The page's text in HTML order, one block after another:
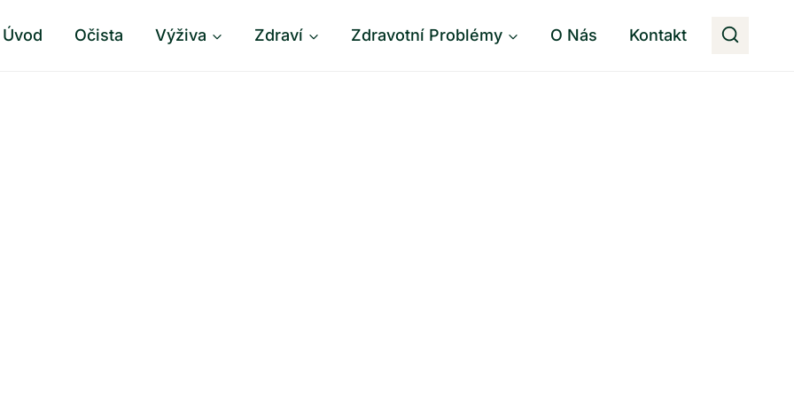
Úvod Očista Výživa Zdraví Zdravotní Problémy O Nás Kontakt